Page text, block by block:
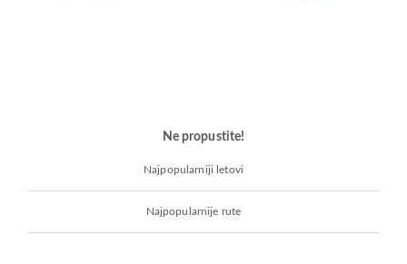
Ne propustite!
Najpopularniji letovi
Najpopularnije rute